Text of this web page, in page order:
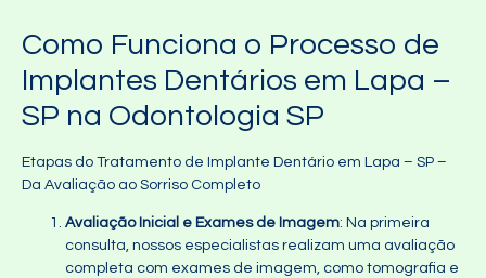
Como Funciona o Processo de
Implantes Dentários em Lapa –
SP na Odontologia SP
Etapas do Tratamento de Implante Dentário em Lapa – SP –
Da Avaliação ao Sorriso Completo
Avaliação Inicial e Exames de Imagem: Na primeira
consulta, nossos especialistas realizam uma avaliação
completa com exames de imagem, como tomografia e